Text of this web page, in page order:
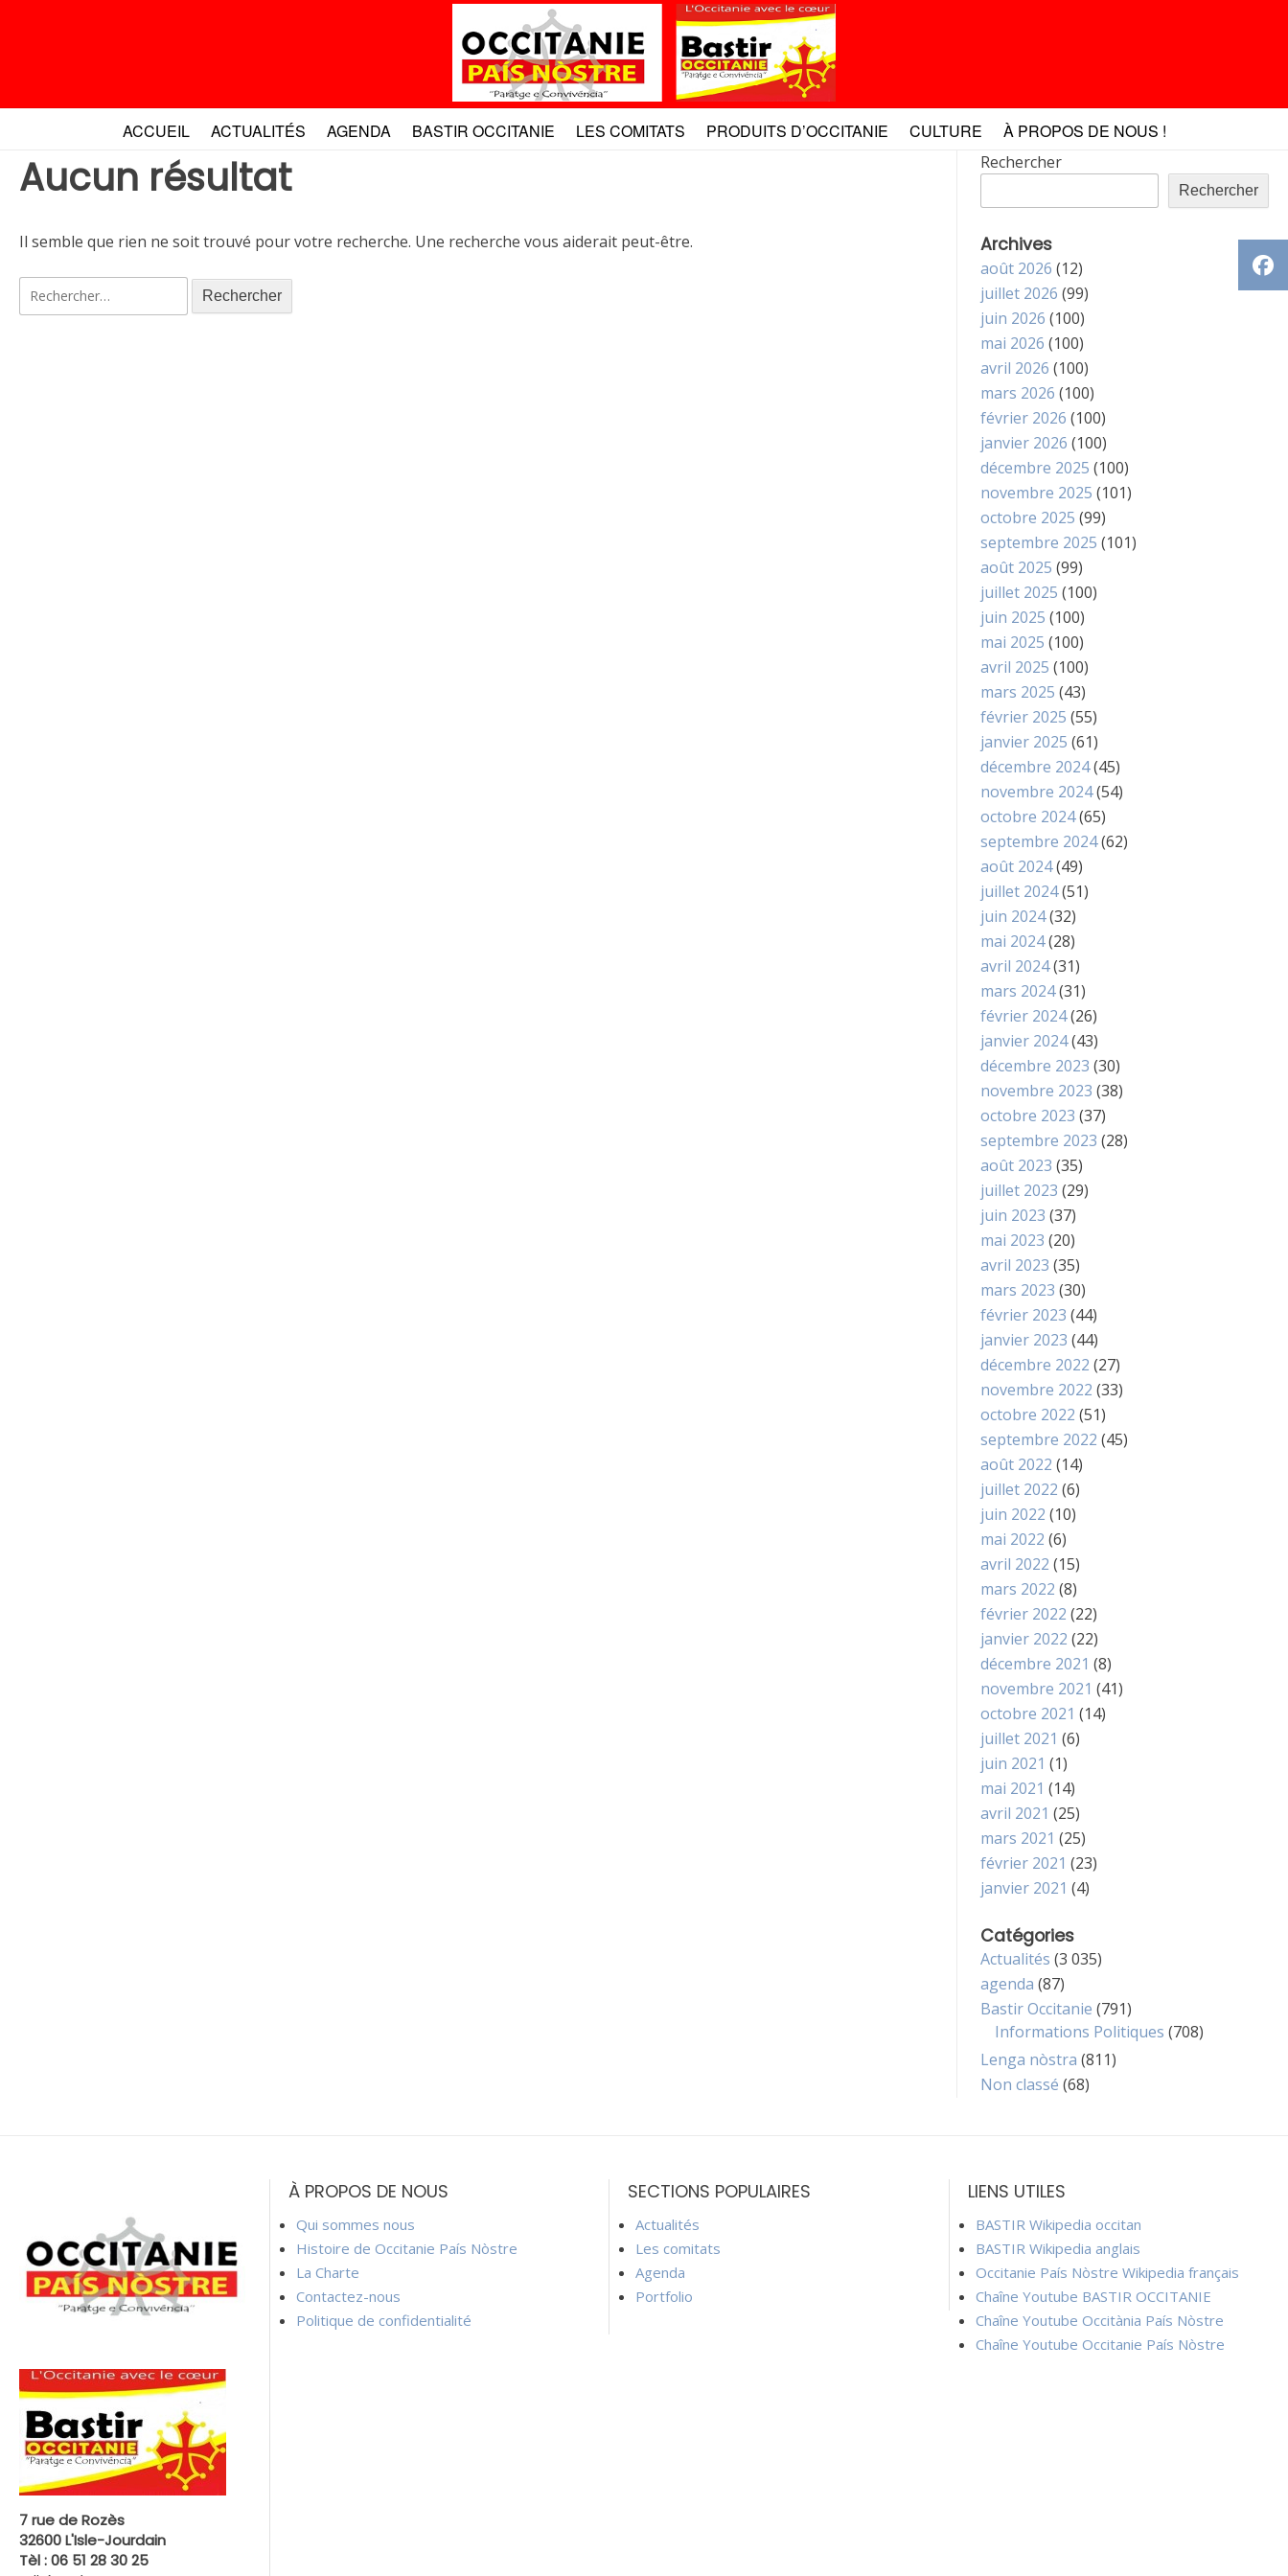
ACCUEIL ACTUALITÉS AGENDA BASTIR OCCITANIE LES COMITATS PRODUITS D’OCCITANIE CULTURE À PROPOS DE NOUS !
Aucun résultat
Il semble que rien ne soit trouvé pour votre recherche. Une recherche vous aiderait peut-être.
Rechercher :
Rechercher
Rechercher
Archives
août 2026 (12)
juillet 2026 (99)
juin 2026 (100)
mai 2026 (100)
avril 2026 (100)
mars 2026 (100)
février 2026 (100)
janvier 2026 (100)
décembre 2025 (100)
novembre 2025 (101)
octobre 2025 (99)
septembre 2025 (101)
août 2025 (99)
juillet 2025 (100)
juin 2025 (100)
mai 2025 (100)
avril 2025 (100)
mars 2025 (43)
février 2025 (55)
janvier 2025 (61)
décembre 2024(45)
novembre 2024(54)
octobre 2024(65)
septembre 2024(62)
août 2024(49)
juillet 2024(51)
juin 2024(32)
mai 2024(28)
avril 2024(31)
mars 2024(31)
février 2024(26)
janvier 2024(43)
décembre 2023 (30)
novembre 2023 (38)
octobre 2023 (37)
septembre 2023 (28)
août 2023 (35)
juillet 2023 (29)
juin 2023 (37)
mai 2023 (20)
avril 2023 (35)
mars 2023 (30)
février 2023 (44)
janvier 2023 (44)
décembre 2022 (27)
novembre 2022 (33)
octobre 2022 (51)
septembre 2022 (45)
août 2022 (14)
juillet 2022 (6)
juin 2022 (10)
mai 2022 (6)
avril 2022 (15)
mars 2022 (8)
février 2022 (22)
janvier 2022 (22)
décembre 2021 (8)
novembre 2021 (41)
octobre 2021 (14)
juillet 2021 (6)
juin 2021 (1)
mai 2021 (14)
avril 2021 (25)
mars 2021 (25)
février 2021 (23)
janvier 2021 (4)
Catégories
Actualités (3 035)
agenda (87)
Bastir Occitanie (791)
Informations Politiques (708)
Lenga nòstra (811)
Non classé (68)
7 rue de Rozès
32600 L'Isle-Jourdain
Tèl : 06 51 28 30 25
À PROPOS DE NOUS
Qui sommes nous
Histoire de Occitanie País Nòstre
La Charte
Contactez-nous
Politique de confidentialité
SECTIONS POPULAIRES
Actualités
Les comitats
Agenda
Portfolio
LIENS UTILES
BASTIR Wikipedia occitan
BASTIR Wikipedia anglais
Occitanie País Nòstre Wikipedia français
Chaîne Youtube BASTIR OCCITANIE
Chaîne Youtube Occitània País Nòstre
Chaîne Youtube Occitanie País Nòstre